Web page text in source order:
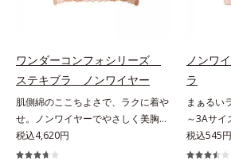
ワンダーコンフォシリーズ
ステキブラ ノンワイヤー
肌側綿のここちよさで、ラクに着や
せ。ノンワイヤーでやさしく美胸
に！。締めつけないで、着やせする
「これが補整下着なの？」と驚くほ
税込4,620円
ノンワ
ラ
まぁるい
～3Aサイ
んわりナ
ヤーで自
税込545